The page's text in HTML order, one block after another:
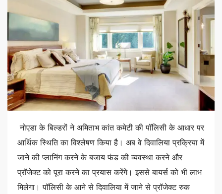
नोएडा के बिल्डरों ने अमिताभ कांत कमेटी की पॉलिसी के आधार पर
आर्थिक स्थिति का विश्लेषण किया है। अब वे दिवालिया प्रक्रिया में
जाने की प्लानिंग करने के बजाय फंड की व्यवस्था करने और
प्रॉजेक्ट को पूरा करने का प्रयास करेंगे। इससे बायर्स को भी लाभ
मिलेगा। पॉलिसी के आने से दिवालिया में जाने से प्रॉजेक्ट रुक